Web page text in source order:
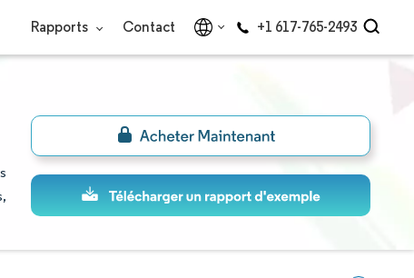
Rapports Contact +1 617-765-2493